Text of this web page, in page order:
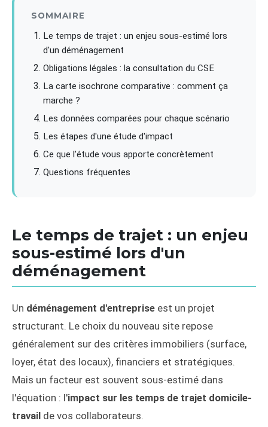
SOMMAIRE
Le temps de trajet : un enjeu sous-estimé lors
d'un déménagement
Obligations légales : la consultation du CSE
La carte isochrone comparative : comment ça
marche ?
Les données comparées pour chaque scénario
Les étapes d'une étude d'impact
Ce que l'étude vous apporte concrètement
Questions fréquentes
Le temps de trajet : un enjeu
sous-estimé lors d'un
déménagement
Un déménagement d'entreprise est un projet
structurant. Le choix du nouveau site repose
généralement sur des critères immobiliers (surface,
loyer, état des locaux), financiers et stratégiques.
Mais un facteur est souvent sous-estimé dans
l'équation : l'impact sur les temps de trajet domicile-
travail de vos collaborateurs.